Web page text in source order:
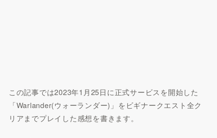
この記事では2023年1月25日に正式サービスを開始した
「Warlander(ウォーランダー)」をビギナークエスト全ク
リアまでプレイした感想を書きます。